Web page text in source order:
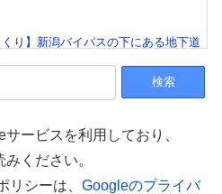
くり】新潟バイパスの下にある地下道
索
県新潟市西区田島 国道116号線 ⇒ 西
大堀幹線 ⇒ 関屋大橋 ⇒ 川岸町 ⇒ パ
堀第７駐車場 2016-10-17
ービスを利用しており、
みください。
シーは、 Googleのプライバ